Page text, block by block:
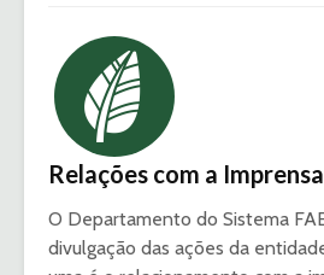
Relações com a Imprensa
O Departamento do Sistema
divulgação das ações da